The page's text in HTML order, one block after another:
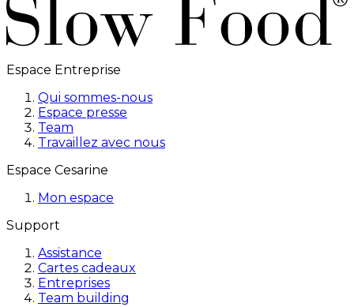
Espace Entreprise
Qui sommes-nous
Espace presse
Team
Travaillez avec nous
Espace Cesarine
Mon espace
Support
Assistance
Cartes cadeaux
Entreprises
Team building